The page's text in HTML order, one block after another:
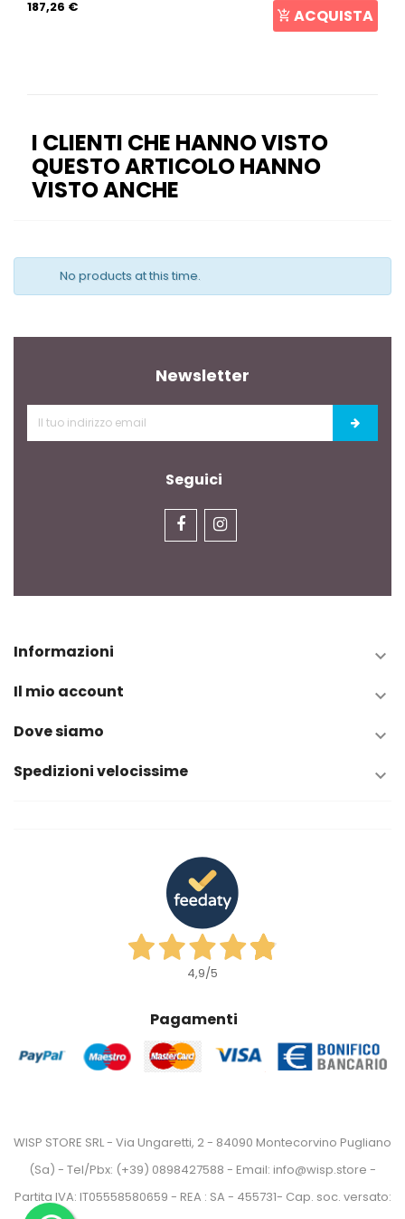
187,26 € ACQUISTA
I CLIENTI CHE HANNO VISTO
QUESTO ARTICOLO HANNO
VISTO ANCHE
No products at this time.
Newsletter
Seguici
Informazioni 
Il mio account 
Dove siamo 
Spedizioni velocissime 
4,9/5
Pagamenti
WISP STORE SRL - Via Ungaretti, 2 - 84090 Montecorvino Pugliano
(Sa) - Tel/Pbx: (+39) 0898427588 - Email: info@wisp.store -
Partita IVA: IT05558580659 - REA : SA - 455731- Cap. soc. versato: